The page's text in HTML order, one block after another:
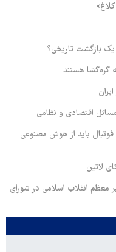
یک بازگشت تاریخی؟
گره‌گشا هستند
مسائل اقتصادی و نظامی
باید از هوش مصنوعی
لاتین
معظم انقلاب اسلامی در شورای